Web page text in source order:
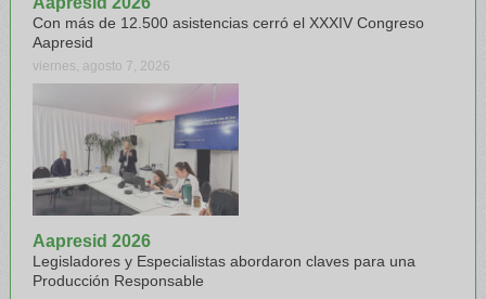
Con más de 12.500 asistencias cerró el XXXIV Congreso
Aapresid
viernes, agosto 7, 2026
Aapresid 2026
Legisladores y Especialistas abordaron claves para una
Producción Responsable